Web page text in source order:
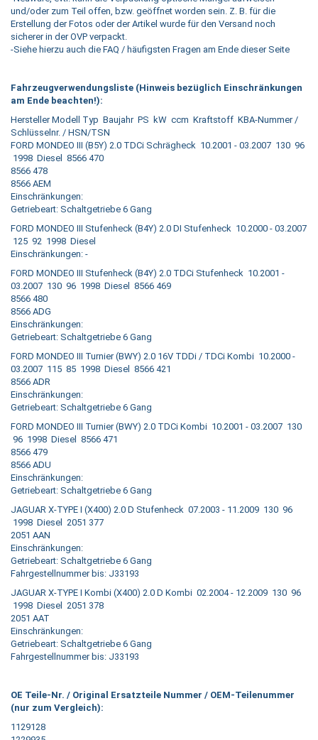
und/oder zum Teil offen, bzw. geöffnet worden sein. Z. B. für die
Erstellung der Fotos oder der Artikel wurde für den Versand noch
sicherer in der OVP verpackt.
-Siehe hierzu auch die FAQ / häufigsten Fragen am Ende dieser Seite
Fahrzeugverwendungsliste (Hinweis bezüglich Einschränkungen
am Ende beachten!):
Hersteller Modell Typ Baujahr PS kW ccm Kraftstoff KBA-Nummer /
Schlüsselnr. / HSN/TSN
FORD MONDEO III (B5Y) 2.0 TDCi Schrägheck 10.2001 - 03.2007 130 96
1998 Diesel 8566 470
8566 478
8566 AEM
Einschränkungen:
Getriebeart: Schaltgetriebe 6 Gang
FORD MONDEO III Stufenheck (B4Y) 2.0 DI Stufenheck 10.2000 - 03.2007
125 92 1998 Diesel
Einschränkungen: -
FORD MONDEO III Stufenheck (B4Y) 2.0 TDCi Stufenheck 10.2001 -
03.2007 130 96 1998 Diesel 8566 469
8566 480
8566 ADG
Einschränkungen:
Getriebeart: Schaltgetriebe 6 Gang
FORD MONDEO III Turnier (BWY) 2.0 16V TDDi / TDCi Kombi 10.2000 -
03.2007 115 85 1998 Diesel 8566 421
8566 ADR
Einschränkungen:
Getriebeart: Schaltgetriebe 6 Gang
FORD MONDEO III Turnier (BWY) 2.0 TDCi Kombi 10.2001 - 03.2007 130
96 1998 Diesel 8566 471
8566 479
8566 ADU
Einschränkungen:
Getriebeart: Schaltgetriebe 6 Gang
JAGUAR X-TYPE I (X400) 2.0 D Stufenheck 07.2003 - 11.2009 130 96
1998 Diesel 2051 377
2051 AAN
Einschränkungen:
Getriebeart: Schaltgetriebe 6 Gang
Fahrgestellnummer bis: J33193
JAGUAR X-TYPE I Kombi (X400) 2.0 D Kombi 02.2004 - 12.2009 130 96
1998 Diesel 2051 378
2051 AAT
Einschränkungen:
Getriebeart: Schaltgetriebe 6 Gang
Fahrgestellnummer bis: J33193
OE Teile-Nr. / Original Ersatzteile Nummer / OEM-Teilenummer
(nur zum Vergleich):
1129128